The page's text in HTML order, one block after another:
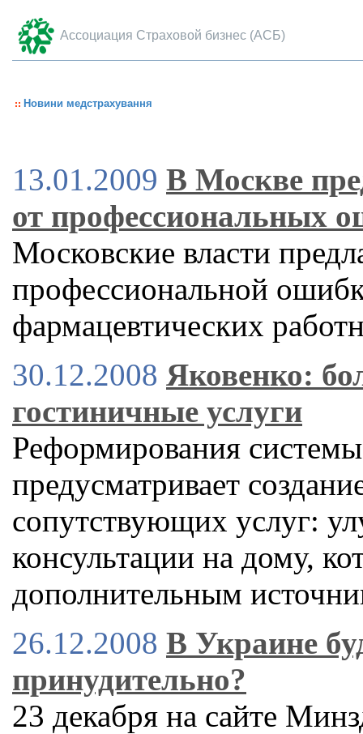
Ассоциация Страховой бизнес (АСБ)
Новини медстрахування
13.01.2009 В Москве
от профессиональных
Московские власти
профессиональной
фармацевтических
30.12.2008 Яковенко:
гостиничные услуги
Реформирования
предусматривает
сопутствующих услуг:
консультации на дому,
дополнительным
26.12.2008 В Украине
принудительно?
23 декабря на сайте